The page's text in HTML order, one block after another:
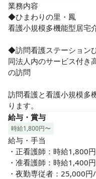
業務内容
◆ひまわりの里・鳳
看護小規模多機能型居宅
◆訪問看護ステーション
同法人内のサービス付き
の訪問
訪問看護と看護小規模多
ります。
給与・賞与
時給1,800円〜
給与・手当
・正看護師：時給1,800
・准看護師：時給1,400
・夜勤専従者：25,000円